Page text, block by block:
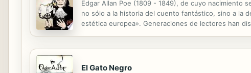
Edgar Allan Poe (1809 - 1849), de cuyo nacimiento
no sólo a la historia del cuento fantástico, sino a la
estética europea». Generaciones de lectores han
El Gato Negro